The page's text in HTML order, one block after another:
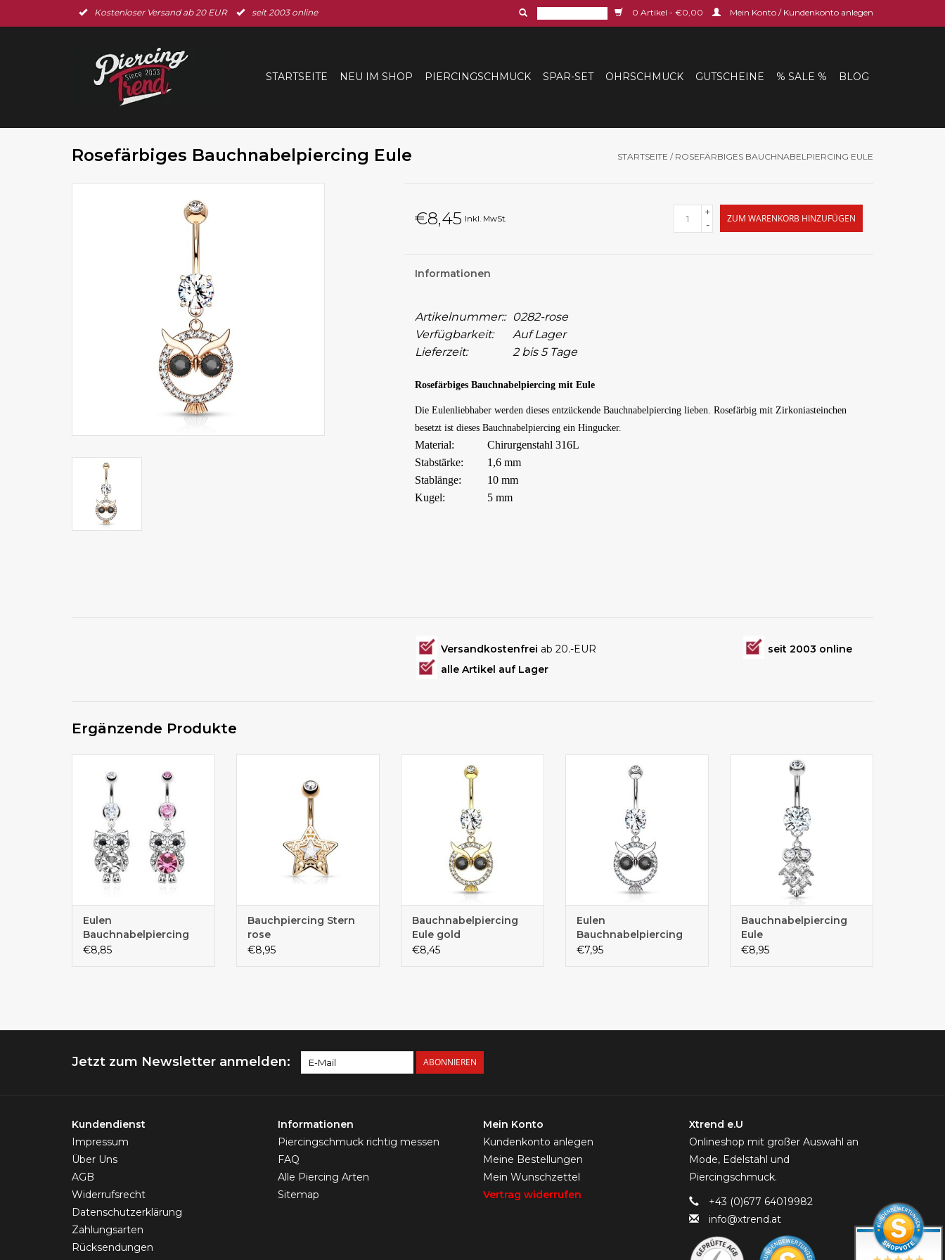
Kostenloser Versand ab 20 EUR seit 2003 online 0 Artikel - €0,00 Mein Konto / Kundenkonto anlegen
STARTSEITE NEU IM SHOP PIERCINGSCHMUCK SPAR-SET OHRSCHMUCK GUTSCHEINE % SALE % BLOG
Rosefärbiges Bauchnabelpiercing Eule STARTSEITE / ROSEFÄRBIGES BAUCHNABELPIERCING EULE
€8,45 Inkl. MwSt.
+
-
ZUM WARENKORB HINZUFÜGEN
Informationen
Artikelnummer::
0282-rose
Verfügbarkeit:
Auf Lager
Lieferzeit:
2 bis 5 Tage
Rosefärbiges Bauchnabelpiercing mit Eule
Die Eulenliebhaber werden dieses entzückende Bauchnabelpiercing lieben. Rosefärbig mit Zirkoniasteinchen
besetzt ist dieses Bauchnabelpiercing ein Hingucker.
Material:
Chirurgenstahl 316L
Stabstärke:
1,6 mm
Stablänge:
10 mm
Kugel:
5 mm
Versandkostenfrei ab 20.-EUR
seit 2003 online
alle Artikel auf Lager
Ergänzende Produkte
Bauchnabelpiercing in 2
Eulen
Bauchnabelpiercing
€8,85
Bauchpiercing Stern
rose
€8,95
kaufen
Bauchnabelpiercing
Eule gold
€8,45
kaufen
Eulen
Bauchnabelpiercing
€7,95
Bauchnabelpiercing online
kaufen
Bauchnabelpiercing
Eule
€8,95
Jetzt zum Newsletter anmelden: ABONNIEREN
Kundendienst
Impressum
Über Uns
AGB
Widerrufsrecht
Datenschutzerklärung
Zahlungsarten
Rücksendungen
Informationen
Piercingschmuck richtig messen
FAQ
Alle Piercing Arten
Sitemap
Mein Konto
Kundenkonto anlegen
Meine Bestellungen
Mein Wunschzettel
Vertrag widerrufen
Xtrend e.U
Onlineshop mit großer Auswahl an
Mode, Edelstahl und
Piercingschmuck.
+43 (0)677 64019982
info@xtrend.at